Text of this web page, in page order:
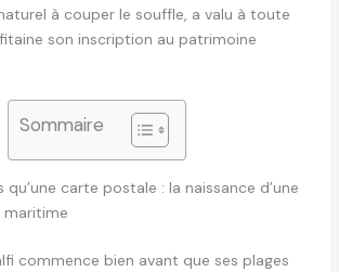
à couper le souffle, a valu à toute
son inscription au patrimoine
Sommaire
qu’une carte postale : la naissance d’une
maritime
commence bien avant que ses plages